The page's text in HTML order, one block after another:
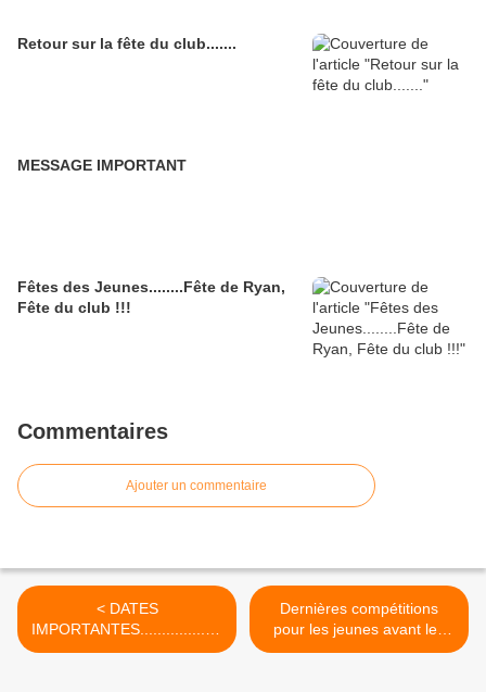
Retour sur la fête du club.......
MESSAGE IMPORTANT
Fêtes des Jeunes........Fête de Ryan,
Fête du club !!!
Commentaires
Ajouter un commentaire
< DATES
IMPORTANTES...................
......AVANT LA FIN DE L
Dernières compétitions
pour les jeunes avant les
finales....... >